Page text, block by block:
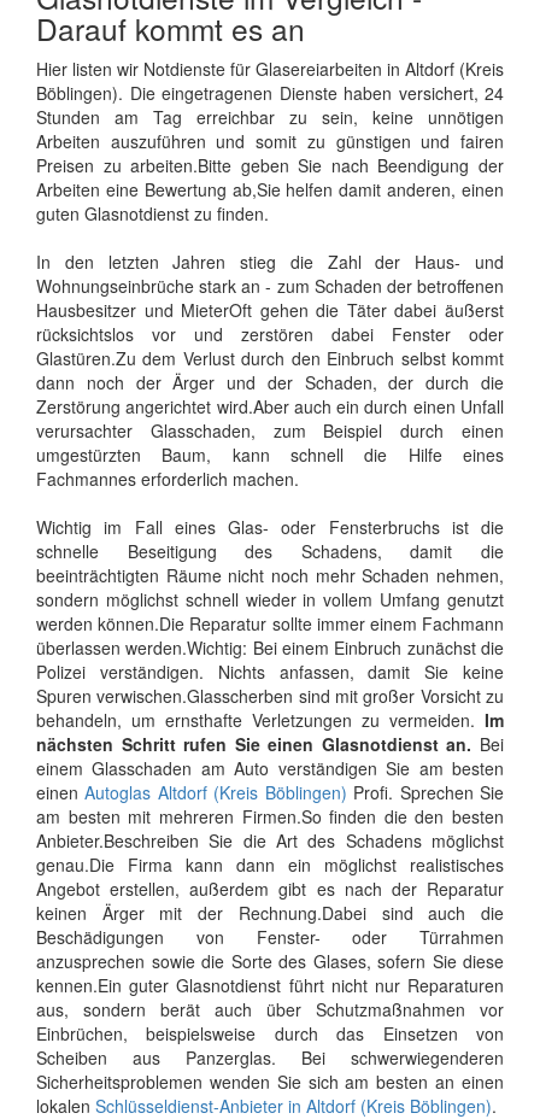
Darauf kommt es an
Hier listen wir Notdienste für Glasereiarbeiten in Altdorf (Kreis
Böblingen). Die eingetragenen Dienste haben versichert, 24
Stunden am Tag erreichbar zu sein, keine unnötigen
Arbeiten auszuführen und somit zu günstigen und fairen
Preisen zu arbeiten.Bitte geben Sie nach Beendigung der
Arbeiten eine Bewertung ab,Sie helfen damit anderen, einen
guten Glasnotdienst zu finden.
In den letzten Jahren stieg die Zahl der Haus- und
Wohnungseinbrüche stark an - zum Schaden der betroffenen
Hausbesitzer und MieterOft gehen die Täter dabei äußerst
rücksichtslos vor und zerstören dabei Fenster oder
Glastüren.Zu dem Verlust durch den Einbruch selbst kommt
dann noch der Ärger und der Schaden, der durch die
Zerstörung angerichtet wird.Aber auch ein durch einen Unfall
verursachter Glasschaden, zum Beispiel durch einen
umgestürzten Baum, kann schnell die Hilfe eines
Fachmannes erforderlich machen.
Wichtig im Fall eines Glas- oder Fensterbruchs ist die
schnelle Beseitigung des Schadens, damit die
beeinträchtigten Räume nicht noch mehr Schaden nehmen,
sondern möglichst schnell wieder in vollem Umfang genutzt
werden können.Die Reparatur sollte immer einem Fachmann
überlassen werden.Wichtig: Bei einem Einbruch zunächst die
Polizei verständigen. Nichts anfassen, damit Sie keine
Spuren verwischen.Glasscherben sind mit großer Vorsicht zu
behandeln, um ernsthafte Verletzungen zu vermeiden. Im
nächsten Schritt rufen Sie einen Glasnotdienst an. Bei
einem Glasschaden am Auto verständigen Sie am besten
einenAutoglas Altdorf (Kreis Böblingen) Profi. Sprechen Sie
am besten mit mehreren Firmen.So finden die den besten
Anbieter.Beschreiben Sie die Art des Schadens möglichst
genau.Die Firma kann dann ein möglichst realistisches
Angebot erstellen, außerdem gibt es nach der Reparatur
keinen Ärger mit der Rechnung.Dabei sind auch die
Beschädigungen von Fenster- oder Türrahmen
anzusprechen sowie die Sorte des Glases, sofern Sie diese
kennen.Ein guter Glasnotdienst führt nicht nur Reparaturen
aus, sondern berät auch über Schutzmaßnahmen vor
Einbrüchen, beispielsweise durch das Einsetzen von
Scheiben aus Panzerglas. Bei schwerwiegenderen
Sicherheitsproblemen wenden Sie sich am besten an einen
lokalen Schlüsseldienst-Anbieter in Altdorf (Kreis Böblingen).